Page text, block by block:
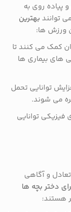
پیاده روی به
توانند بهترین
ورزش ها:
کمک می کنند تا
های بیماری ها
توانایی تحمل
می شوند.
توانایی
و آگاهی
دختر بچه ها
هستند: